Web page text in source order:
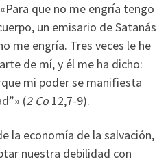
que no me engría tengo
un emisario de Satanás
me engría. Tres veces le he
de mí, y él me ha dicho:
mi poder se manifiesta
(2 Co12,7-9).
la economía de la salvación,
nuestra debilidad con